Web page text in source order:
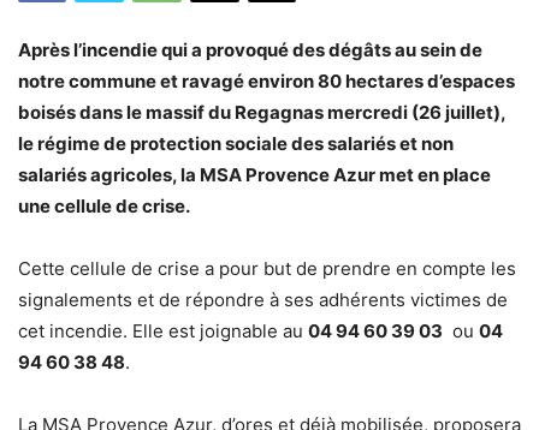
Après l’incendie qui a provoqué des dégâts au sein de
notre commune et ravagé environ 80 hectares d’espaces
boisés dans le massif du Regagnas mercredi (26 juillet),
le régime de protection sociale des salariés et non
salariés agricoles, la MSA Provence Azur met en place
une cellule de crise.
Cette cellule de crise a pour but de prendre en compte les
signalements et de répondre à ses adhérents victimes de
cet incendie. Elle est joignable au 04 94 60 39 03 ou 04
94 60 38 48.
La MSA Provence Azur, d’ores et déjà mobilisée, proposera